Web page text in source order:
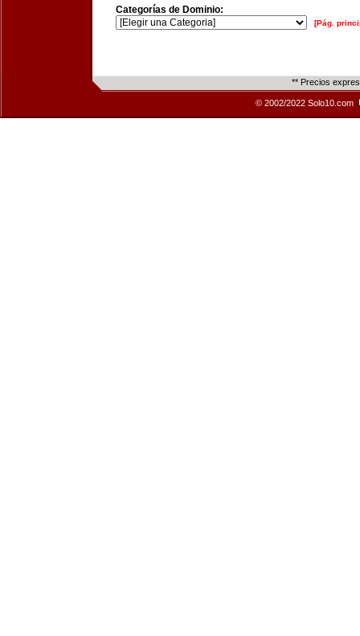
Categorías de Dominio:
[Pág.
** Precios
© 2002/2022 Solo10.com